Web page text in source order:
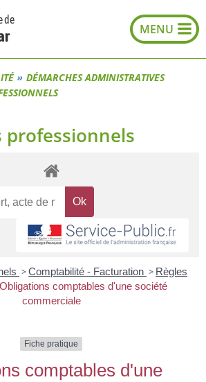
de
DÉMARCHES ADMINISTRATIVES
professionnels
>Comptabilité - Facturation > Règles
Obligations comptables d'une société
commerciale
Fiche pratique
comptables d'une